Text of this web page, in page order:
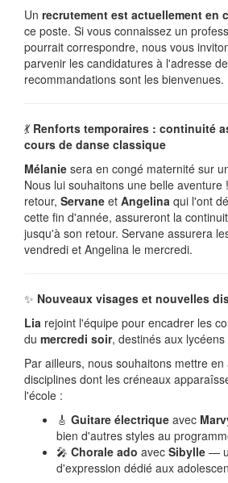
Un recrutement est actuellement en
ce poste. Si vous connaissez un
pourrait correspondre, nous vous
parvenir les candidatures à l'adresse
recommandations sont les bienvenues.
💃 Renforts temporaires : continuité
cours de danse classique
Mélanie sera en congé maternité sur
Nous lui souhaitons une belle aventure
retour, Servane et Angelina qui l'ont
cette fin d'année, assureront la
jusqu'à son retour. Servane assurera
vendredi et Angelina le mercredi.
✨ Nouveaux visages et nouvelles
Lia rejoint l'équipe pour encadrer les
du mercredi soir, destinés aux
Par ailleurs, nous souhaitons mettre
disciplines dont les créneaux
l'école :
🎸 Guitare électrique avec
bien d'autres styles au
🎤 Chorale ado avec Sibylle —
d'expression dédié aux